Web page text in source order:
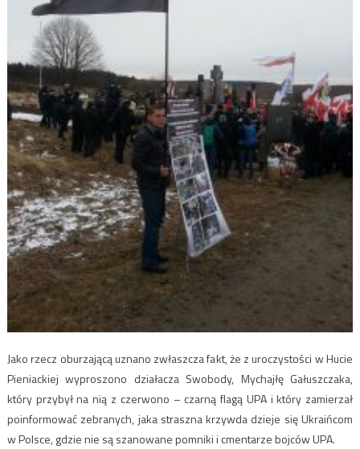
Jako rzecz oburzającą uznano zwłaszcza fakt, że z uroczystości w Hucie
Pieniackiej wyproszono działacza Swobody, Mychajłę Gałuszczaka,
który przybył na nią z czerwono – czarną flagą UPA i który zamierzał
poinformować zebranych, jaka straszna krzywda dzieje się Ukraińcom
w Polsce, gdzie nie są szanowane pomniki i cmentarze bojców UPA.